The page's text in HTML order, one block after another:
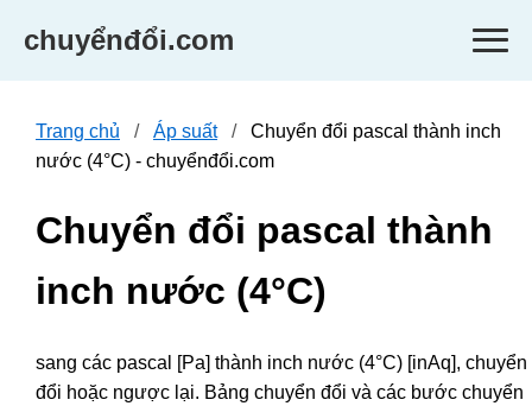
chuyểnđổi.com
Trang chủ Áp suất
Chuyển đổi pascal thành inch
nước (4°C) - chuyểnđổi.com
Chuyển đổi pascal thành
inch nước (4°C)
sang các pascal [Pa] thành inch nước (4°C) [inAq], chuyển
đổi hoặc ngược lại. Bảng chuyển đổi và các bước chuyển